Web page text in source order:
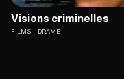
Visions criminelles
FILMS DRAME